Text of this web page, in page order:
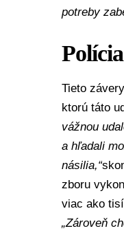
potreby
Tieto
ktorú táto
vážnou
a hľadali
násilia,“
zboru
viac ako
„Zároveň